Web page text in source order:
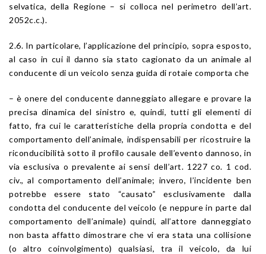
selvatica, della Regione – si colloca nel perimetro dell’art.
2052c.c.).
2.6. In particolare, l’applicazione del principio, sopra esposto,
al caso in cui il danno sia stato cagionato da un animale al
conducente di un veicolo senza guida di rotaie comporta che
– è onere del conducente danneggiato allegare e provare la
precisa dinamica del sinistro e, quindi, tutti gli elementi di
fatto, fra cui le caratteristiche della propria condotta e del
comportamento dell’animale, indispensabili per ricostruire la
riconducibilità sotto il profilo causale dell’evento dannoso, in
via esclusiva o prevalente ai sensi dell’art. 1227 co. 1 cod.
civ., al comportamento dell’animale; invero, l’incidente ben
potrebbe essere stato “causato” esclusivamente dalla
condotta del conducente del veicolo (e neppure in parte dal
comportamento dell’animale) quindi, all’attore danneggiato
non basta affatto dimostrare che vi era stata una collisione
(o altro coinvolgimento) qualsiasi, tra il veicolo, da lui